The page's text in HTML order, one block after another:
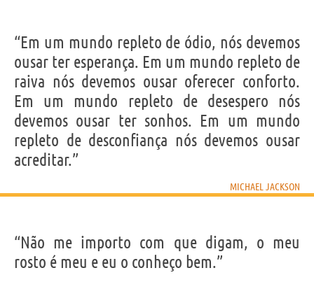
“Em um mundo repleto de ódio, nós devemos
ousar ter esperança. Em um mundo repleto de
raiva nós devemos ousar oferecer conforto.
Em um mundo repleto de desespero nós
devemos ousar ter sonhos. Em um mundo
repleto de desconfiança nós devemos ousar
acreditar.”
MICHAEL JACKSON
“Não me importo com que digam, o meu
rosto é meu e eu o conheço bem.”